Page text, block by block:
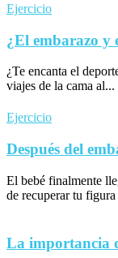
Ejercicio
¿El embarazo y
¿Te encanta el
viajes de la cama al...
Ejercicio
Después del
El bebé finalmente
de recuperar tu figura
La importancia